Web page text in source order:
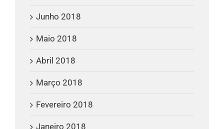
Junho 2018
Maio 2018
Abril 2018
Março 2018
Fevereiro 2018
Janeiro 2018